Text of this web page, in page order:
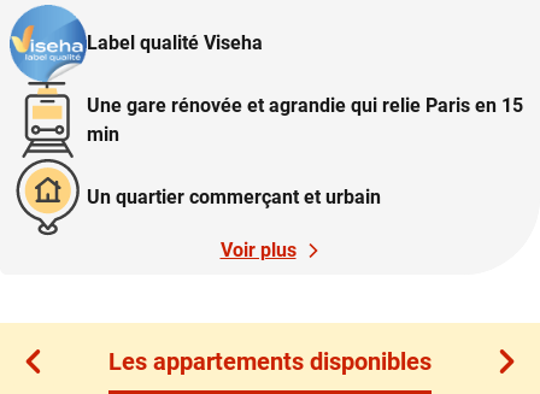
Label qualité Viseha
Une gare rénovée et agrandie qui relie Paris en 15
min
Un quartier commerçant et urbain
Voir plus
Les appartements disponibles
Les appartements disponibles